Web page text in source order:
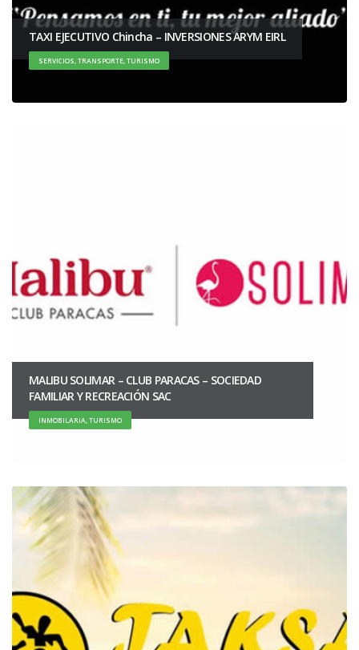
TAXI EJECUTIVO Chincha – INVERSIONES ARYM EIRL
SERVICIOS, TRANSPORTE, TURISMO
MALIBU SOLIMAR – CLUB PARACAS – SOCIEDAD
FAMILIAR Y RECREACIÓN SAC
INMOBILARIA, TURISMO